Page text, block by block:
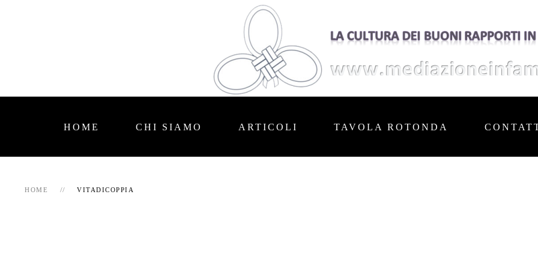
HOME CHI SIAMO ARTICOLI TAVOLA ROTONDA
HOME VITADICOPPIA